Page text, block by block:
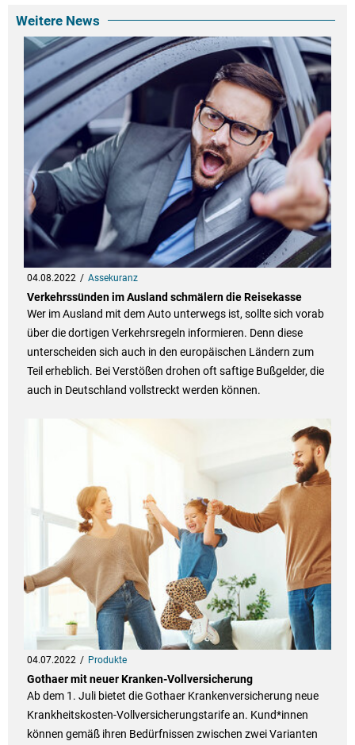
Weitere News
04.08.2022 Assekuranz
Verkehrssünden im Ausland schmälern die Reisekasse
Wer im Ausland mit dem Auto unterwegs ist, sollte sich vorab
über die dortigen Verkehrsregeln informieren. Denn diese
unterscheiden sich auch in den europäischen Ländern zum
Teil erheblich. Bei Verstößen drohen oft saftige Bußgelder, die
auch in Deutschland vollstreckt werden können.
04.07.2022 Produkte
Gothaer mit neuer Kranken-Vollversicherung
Ab dem 1. Juli bietet die Gothaer Krankenversicherung neue
Krankheitskosten-Vollversicherungstarife an. Kund*innen
können gemäß ihren Bedürfnissen zwischen zwei Varianten